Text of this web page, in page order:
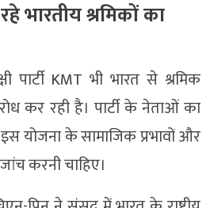
भारतीय श्रमिकों का
पार्टी KMT भी भारत से श्रमिक
कर रही है। पार्टी के नेताओं का
योजना के सामाजिक प्रभावों और
करनी चाहिए।